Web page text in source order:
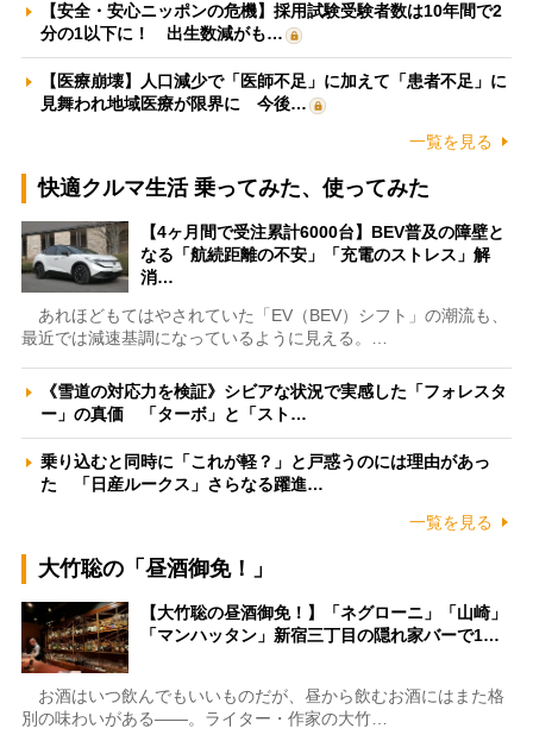
【安全・安心ニッポンの危機】採用試験受験者数は10年間で2
分の1以下に！ 出生数減がも…
【医療崩壊】人口減少で「医師不足」に加えて「患者不足」に
見舞われ地域医療が限界に 今後…
一覧を見る
快適クルマ生活 乗ってみた、使ってみた
【4ヶ月間で受注累計6000台】BEV普及の障壁と
なる「航続距離の不安」「充電のストレス」解
消…
あれほどもてはやされていた「EV（BEV）シフト」の潮流も、
最近では減速基調になっているように見える。…
《雪道の対応力を検証》シビアな状況で実感した「フォレスタ
ー」の真価 「ターボ」と「スト…
乗り込むと同時に「これが軽？」と戸惑うのには理由があっ
た 「日産ルークス」さらなる躍進…
一覧を見る
大竹聡の「昼酒御免！」
【大竹聡の昼酒御免！】「ネグローニ」「山崎」
「マンハッタン」新宿三丁目の隠れ家バーで1…
お酒はいつ飲んでもいいものだが、昼から飲むお酒にはまた格
別の味わいがある――。ライター・作家の大竹…